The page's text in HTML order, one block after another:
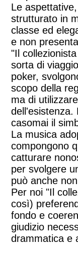
Le
strutturato in
classe ed
e non
"Il
sorta di
poker,
scopo della
ma di
dell'esistenza.
casomai il
La musica
compongono
catturare
per svolgere
può anche
Per noi "Il
così)
fondo e
giudizio
drammatica e